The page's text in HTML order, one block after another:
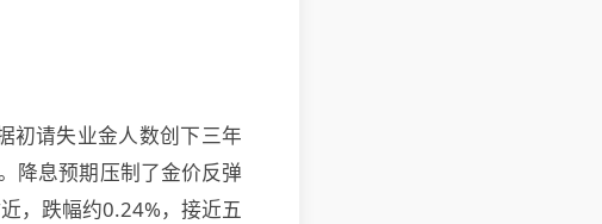
初请失业金人数创下三年
降息预期压制了金价反弹
，跌幅约0.24%，接近五